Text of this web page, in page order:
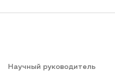
Научный руководитель